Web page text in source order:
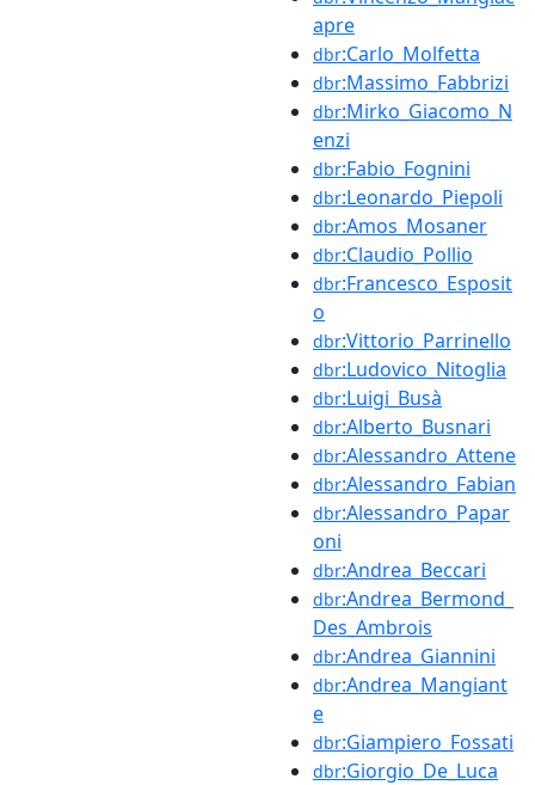
apre
dbr:Carlo_Molfetta
dbr:Massimo_Fabbrizi
dbr:Mirko_Giacomo_N
enzi
dbr:Fabio_Fognini
dbr:Leonardo_Piepoli
dbr:Amos_Mosaner
dbr:Claudio_Pollio
dbr:Francesco_Esposit
o
dbr:Vittorio_Parrinello
dbr:Ludovico_Nitoglia
dbr:Luigi_Busà
dbr:Alberto_Busnari
dbr:Alessandro_Attene
dbr:Alessandro_Fabian
dbr:Alessandro_Papar
oni
dbr:Andrea_Beccari
dbr:Andrea_Bermond_
Des_Ambrois
dbr:Andrea_Giannini
dbr:Andrea_Mangiant
e
dbr:Giampiero_Fossati
dbr:Giorgio_De_Luca